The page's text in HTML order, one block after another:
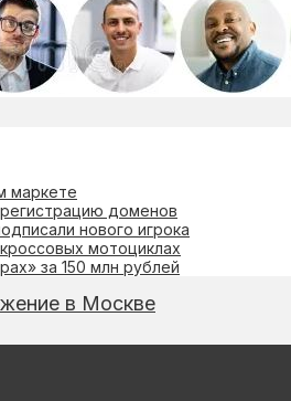
маркете
доменов
нового игрока
мотоциклах
за 150 млн рублей
в Москве